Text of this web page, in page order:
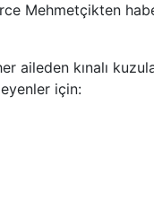
Mehmetçikten
aileden kınalı
için: